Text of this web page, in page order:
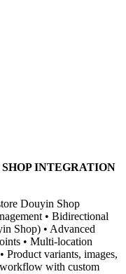
INTEGRATION
Douyin Shop
• Bidirectional
Shop) • Advanced
• Multi-location
variants, images,
with custom